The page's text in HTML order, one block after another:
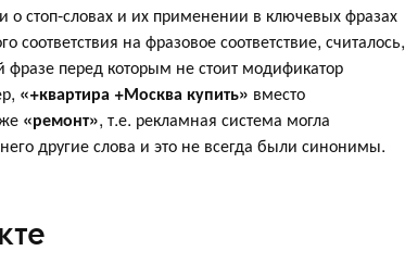
стоп-словах и их применении в ключевых фразах
соответствия на фразовое соответствие, считалось,
перед которым не стоит модификатор
«+квартира +Москва купить» вместо
«ремонт», т.е. рекламная система могла
другие слова и это не всегда были синонимы.